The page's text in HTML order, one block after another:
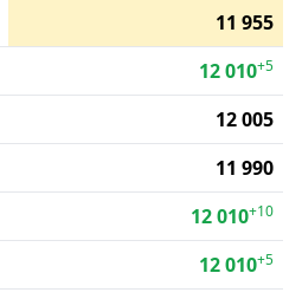
11 955
12 010+5
12 005
11 990
12 010+10
12 010+5